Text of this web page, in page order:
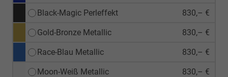
Black-Magic Perleffekt 830,– €
Gold-Bronze Metallic 830,– €
Race-Blau Metallic 830,– €
Moon-Weiß Metallic 830,– €